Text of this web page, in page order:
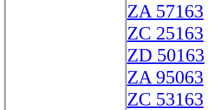
ZA 57163
ZC 25163
ZD 50163
ZA 95063
ZC 53163